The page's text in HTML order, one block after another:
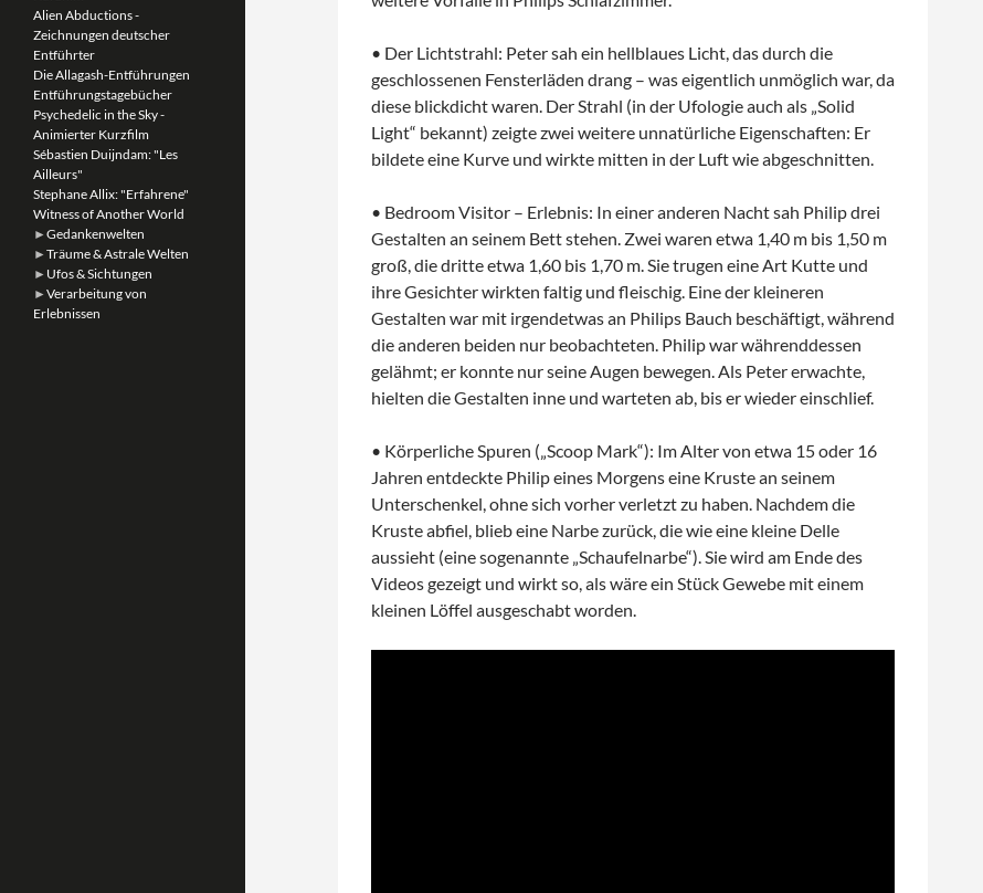
• Der Lichtstrahl: Peter sah ein hellblaues Licht, das durch die
geschlossenen Fensterläden drang – was eigentlich unmöglich war, da
diese blickdicht waren. Der Strahl (in der Ufologie auch als „Solid
Light“ bekannt) zeigte zwei weitere unnatürliche Eigenschaften: Er
bildete eine Kurve und wirkte mitten in der Luft wie abgeschnitten.
• Bedroom Visitor – Erlebnis: In einer anderen Nacht sah Philip drei
Gestalten an seinem Bett stehen. Zwei waren etwa 1,40 m bis 1,50 m
groß, die dritte etwa 1,60 bis 1,70 m. Sie trugen eine Art Kutte und
ihre Gesichter wirkten faltig und fleischig. Eine der kleineren
Gestalten war mit irgendetwas an Philips Bauch beschäftigt, während
die anderen beiden nur beobachteten. Philip war währenddessen
gelähmt; er konnte nur seine Augen bewegen. Als Peter erwachte,
hielten die Gestalten inne und warteten ab, bis er wieder einschlief.
• Körperliche Spuren („Scoop Mark“): Im Alter von etwa 15 oder 16
Jahren entdeckte Philip eines Morgens eine Kruste an seinem
Unterschenkel, ohne sich vorher verletzt zu haben. Nachdem die
Kruste abfiel, blieb eine Narbe zurück, die wie eine kleine Delle
aussieht (eine sogenannte „Schaufelnarbe“). Sie wird am Ende des
Videos gezeigt und wirkt so, als wäre ein Stück Gewebe mit einem
kleinen Löffel ausgeschabt worden.
Alien Abductions -
Zeichnungen deutscher
Entführter
Die Allagash-Entführungen
Entführungstagebücher
Psychedelic in the Sky -
Animierter Kurzfilm
Sébastien Duijndam: "Les
Ailleurs"
Stephane Allix: "Erfahrene"
Witness of Another World
► Gedankenwelten
► Träume & Astrale Welten
► Ufos & Sichtungen
► Verarbeitung von
Erlebnissen